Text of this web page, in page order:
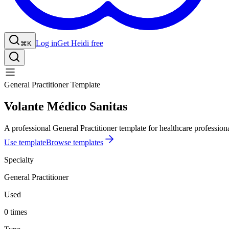
⌘K Log inGet Heidi free
General Practitioner Template
Volante Médico Sanitas
A professional General Practitioner template for healthcare
Use templateBrowse templates
Specialty
General Practitioner
Used
0 times